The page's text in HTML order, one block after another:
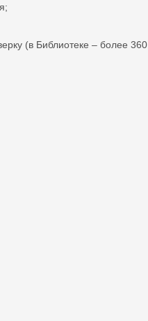
(в Библиотеке – более 360